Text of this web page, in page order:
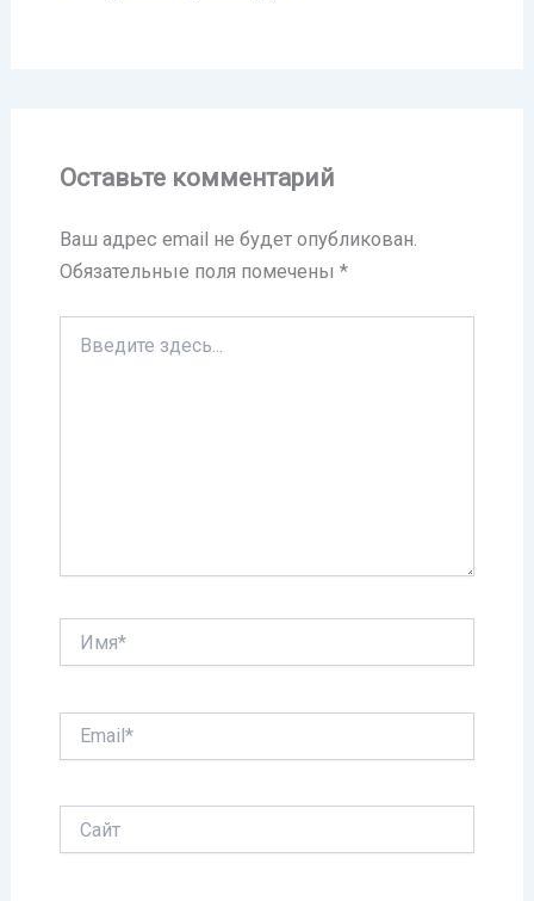
Оставьте комментарий
Ваш адрес email не будет опубликован.
Обязательные поля помечены *
здесь...